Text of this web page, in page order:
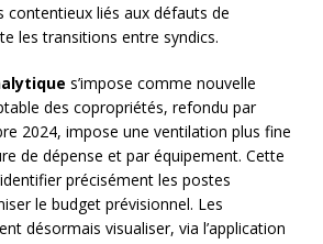
contentieux liés aux défauts de
les transitions entre syndics.
s’impose comme nouvelle
des copropriétés, refondu par
2024, impose une ventilation plus fine
de dépense et par équipement. Cette
précisément les postes
le budget prévisionnel. Les
désormais visualiser, via l’application